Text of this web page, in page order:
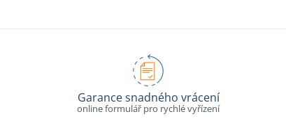
Garance snadného vrácení
online formulář pro rychlé vyřízení